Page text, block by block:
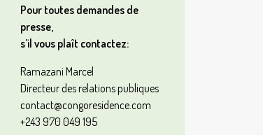
Pour toutes demandes de
presse,
s’il vous plaît contactez:
Ramazani Marcel
Directeur des relations publiques
contact@congoresidence.com
+243 970 049 195